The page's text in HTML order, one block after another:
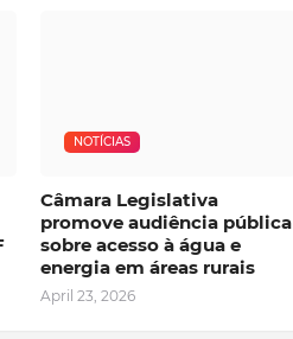
NOTÍCIAS
Câmara Legislativa
promove audiência pública
sobre acesso à água e
energia em áreas rurais
April 23, 2026